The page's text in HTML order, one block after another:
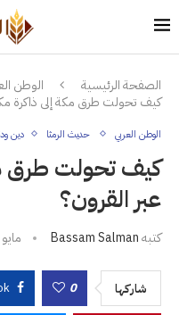
الصفحة الرئيسية
الوطن
كيف تحولت طرق مكة إلى ذاكرة
الوطن العربي حديث الرمثا دين
كيف تحولت طرق
عبر القرون؟
كتبهBassam Salman مايو 21, 2026
شاركها 0